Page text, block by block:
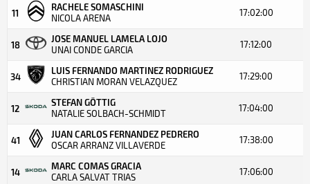
11
RACHELE SOMASCHINI
NICOLA ARENA 17:02:00
18
JOSE MANUEL LAMELA LOJO
UNAI CONDE GARCIA 17:12:00
34
LUIS FERNANDO MARTINEZ RODRIGUEZ
CHRISTIAN MORAN VELAZQUEZ 17:29:00
12
STEFAN GÖTTIG
NATALIE SOLBACH-SCHMIDT 17:04:00
41
JUAN CARLOS FERNANDEZ PEDRERO
OSCAR ARRANZ VILLAVERDE 17:38:00
14
MARC COMAS GRACIA
CARLA SALVAT TRIAS 17:06:00